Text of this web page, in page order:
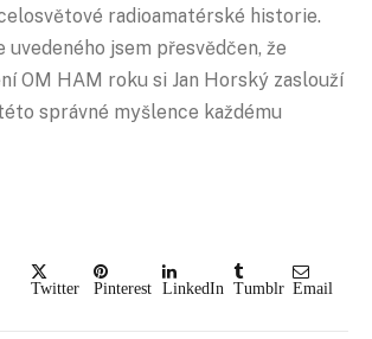
radioamatérské historie.
uvedeného jsem přesvědčen, že
OM HAM roku si Jan Horský zaslouží
správné myšlence každému
Twitter Pinterest LinkedIn Tumblr Email